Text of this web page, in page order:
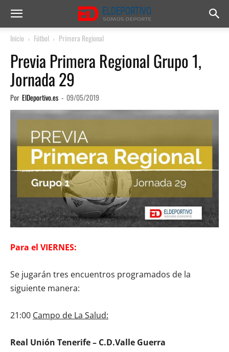
Inicio Fútbol Primera Regional
Previa Primera Regional Grupo 1,
Jornada 29
Por ElDeportivo.es - 09/05/2019
Para el VIERNES:
Se jugarán tres encuentros programados de la
siguiente manera:
21:00 Campo de La Salud:
Real Unión Tenerife – C.D.Valle Guerra